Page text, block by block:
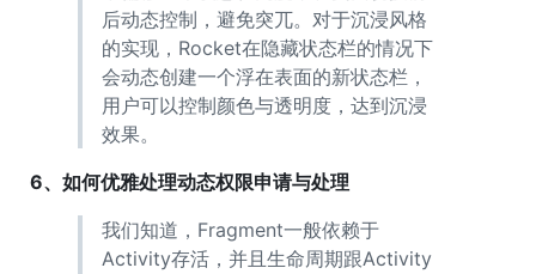
后动态控制，避免突兀。对于沉浸风格
的实现，Rocket在隐藏状态栏的情况下
会动态创建一个浮在表面的新状态栏，
用户可以控制颜色与透明度，达到沉浸
效果。
6、如何优雅处理动态权限申请与处理
我们知道，Fragment一般依赖于
Activity存活，并且生命周期跟Activity